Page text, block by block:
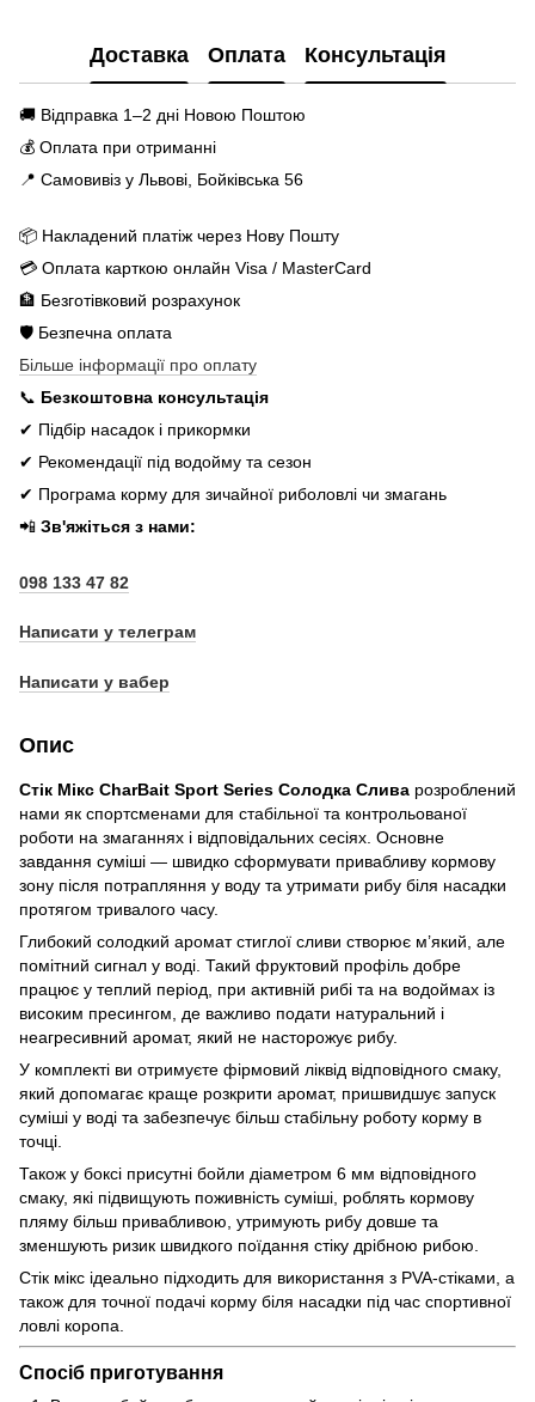
Доставка Оплата Консультація
🚚 Відправка 1–2 дні Новою Поштою
💰 Оплата при отриманні
📍 Самовивіз у Львові, Бойківська 56
📦 Накладений платіж через Нову Пошту
💳 Оплата карткою онлайн Visa / MasterCard
🏦 Безготівковий розрахунок
🛡️ Безпечна оплата
Більше інформації про оплату
📞 Безкоштовна консультація
✔ Підбір насадок і прикормки
✔ Рекомендації під водойму та сезон
✔ Програма корму для зичайної риболовлі чи змагань
📲 Зв'яжіться з нами:
098 133 47 82
Написати у телеграм
Написати у вабер
Опис
Стік Мікс CharBait Sport Series Солодка Слива розроблений
нами як спортсменами для стабільної та контрольованої
роботи на змаганнях і відповідальних сесіях. Основне
завдання суміші — швидко сформувати привабливу кормову
зону після потрапляння у воду та утримати рибу біля насадки
протягом тривалого часу.
Глибокий солодкий аромат стиглої сливи створює м’який, але
помітний сигнал у воді. Такий фруктовий профіль добре
працює у теплий період, при активній рибі та на водоймах із
високим пресингом, де важливо подати натуральний і
неагресивний аромат, який не насторожує рибу.
У комплекті ви отримуєте фірмовий ліквід відповідного смаку,
який допомагає краще розкрити аромат, пришвидшує запуск
суміші у воді та забезпечує більш стабільну роботу корму в
точці.
Також у боксі присутні бойли діаметром 6 мм відповідного
смаку, які підвищують поживність суміші, роблять кормову
пляму більш привабливою, утримують рибу довше та
зменшують ризик швидкого поїдання стіку дрібною рибою.
Стік мікс ідеально підходить для використання з PVA-стіками, а
також для точної подачі корму біля насадки під час спортивної
ловлі коропа.
Спосіб приготування